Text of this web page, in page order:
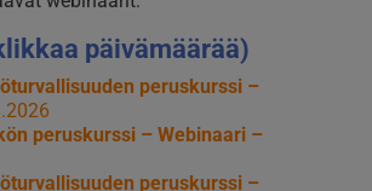
päivämäärää)
peruskurssi –
peruskurssi – Webinaari –
peruskurssi –